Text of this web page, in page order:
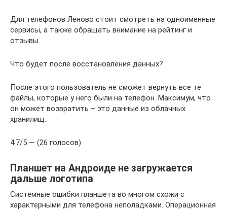
Для телефонов Леново стоит смотреть на одноименные
сервисы, а также обращать внимание на рейтинг и
отзывы.
Что будет после восстановления данных?
После этого пользователь не сможет вернуть все те
файлы, которые у него были на телефон. Максимум, что
он может возвратить – это данные из облачных
хранилищ.
4.7/5 — (26 голосов)
Планшет на Андроиде не загружается
дальше логотипа
Системные ошибки планшета во многом схожи с
характерными для телефона неполадками. Операционная